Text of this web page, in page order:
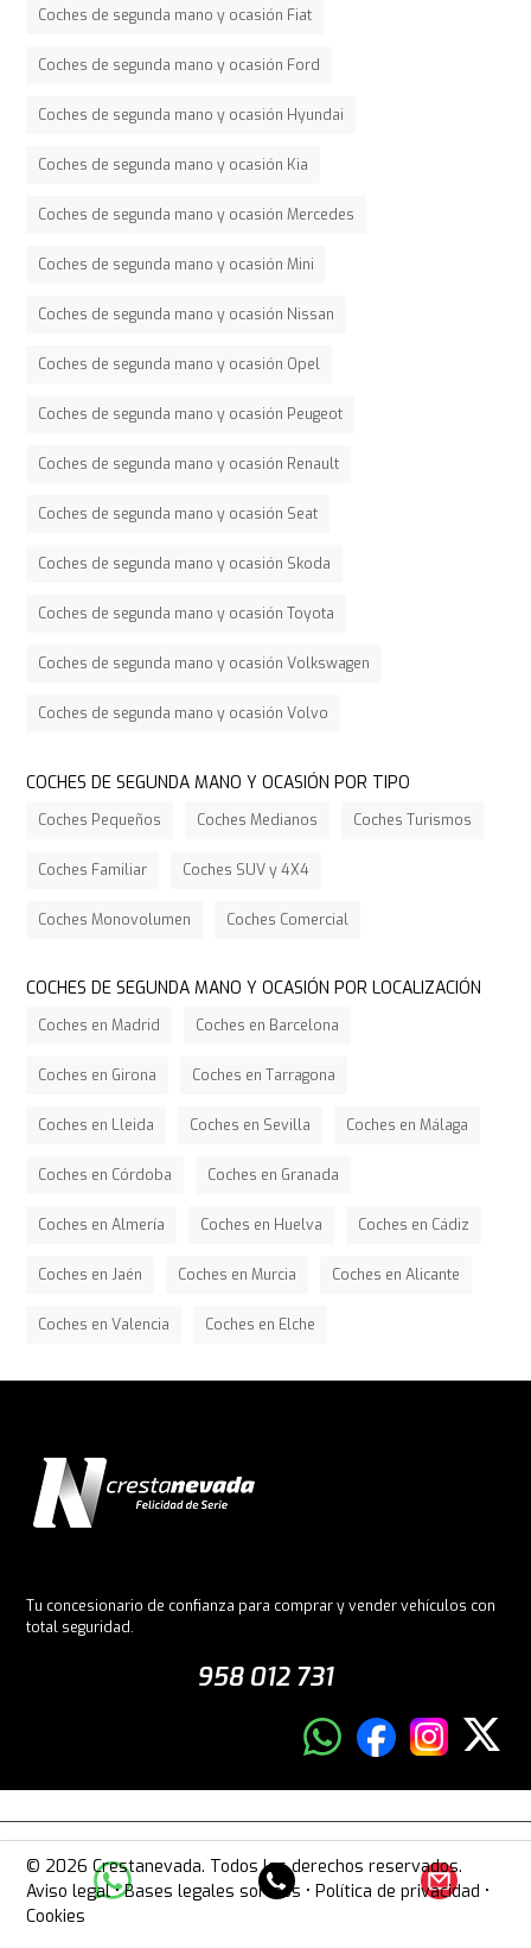
Coches de segunda mano y ocasión Fiat
Coches de segunda mano y ocasión Ford
Coches de segunda mano y ocasión Hyundai
Coches de segunda mano y ocasión Kia
Coches de segunda mano y ocasión Mercedes
Coches de segunda mano y ocasión Mini
Coches de segunda mano y ocasión Nissan
Coches de segunda mano y ocasión Opel
Coches de segunda mano y ocasión Peugeot
Coches de segunda mano y ocasión Renault
Coches de segunda mano y ocasión Seat
Coches de segunda mano y ocasión Skoda
Coches de segunda mano y ocasión Toyota
Coches de segunda mano y ocasión Volkswagen
Coches de segunda mano y ocasión Volvo
COCHES DE SEGUNDA MANO Y OCASIÓN POR TIPO
Coches Pequeños Coches Medianos Coches Turismos
Coches Familiar Coches SUV y 4X4
Coches Monovolumen Coches Comercial
COCHES DE SEGUNDA MANO Y OCASIÓN POR LOCALIZACIÓN
Coches en Madrid Coches en Barcelona
Coches en Girona Coches en Tarragona
Coches en Lleida Coches en Sevilla Coches en Málaga
Coches en Córdoba Coches en Granada
Coches en Almería Coches en Huelva Coches en Cádiz
Coches en Jaén Coches en Murcia Coches en Alicante
Coches en Valencia Coches en Elche
Tu concesionario de confianza para comprar y vender vehículos con
total seguridad.
958 012 731
© 2026 Crestanevada. Todos los derechos reservados.
Aviso legal•Bases legales sorteos •Política de privacidad •
Cookies